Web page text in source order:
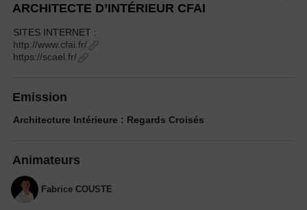
ARCHITECTE D’INTÉRIEUR CFAI
SITES INTERNET :
http://www.cfai.fr/
https://scael.fr/
Emission
Architecture Intérieure : Regards Croisés
Animateurs
Fabrice COUSTE